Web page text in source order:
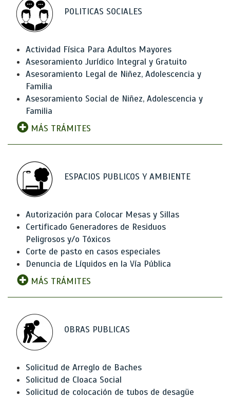
POLITICAS SOCIALES
Actividad Física Para Adultos Mayores
Asesoramiento Jurídico Integral y Gratuito
Asesoramiento Legal de Niñez, Adolescencia y
Familia
Asesoramiento Social de Niñez, Adolescencia y
Familia
MÁS TRÁMITES
ESPACIOS PUBLICOS Y AMBIENTE
Autorización para Colocar Mesas y Sillas
Certificado Generadores de Residuos
Peligrosos y/o Tóxicos
Corte de pasto en casos especiales
Denuncia de Líquidos en la Vía Pública
MÁS TRÁMITES
OBRAS PUBLICAS
Solicitud de Arreglo de Baches
Solicitud de Cloaca Social
Solicitud de colocación de tubos de desagüe